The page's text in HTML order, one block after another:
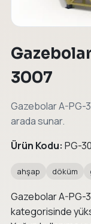
3007
Gazebolar A-PG-
arada sunar.
Ürün Kodu: PG-
ahşap döküm
Gazebolar A-PG-
kategorisinde